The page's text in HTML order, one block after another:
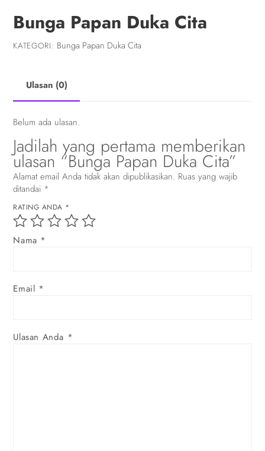
Bunga Papan Duka Cita
KATEGORI: Bunga Papan Duka Cita
Ulasan (0)
Belum ada ulasan.
Jadilah yang pertama memberikan
ulasan “Bunga Papan Duka Cita”
Alamat email Anda tidak akan dipublikasikan. Ruas yang wajib
ditandai *
RATING ANDA *
Ulasan Anda *
Nama *
Email *